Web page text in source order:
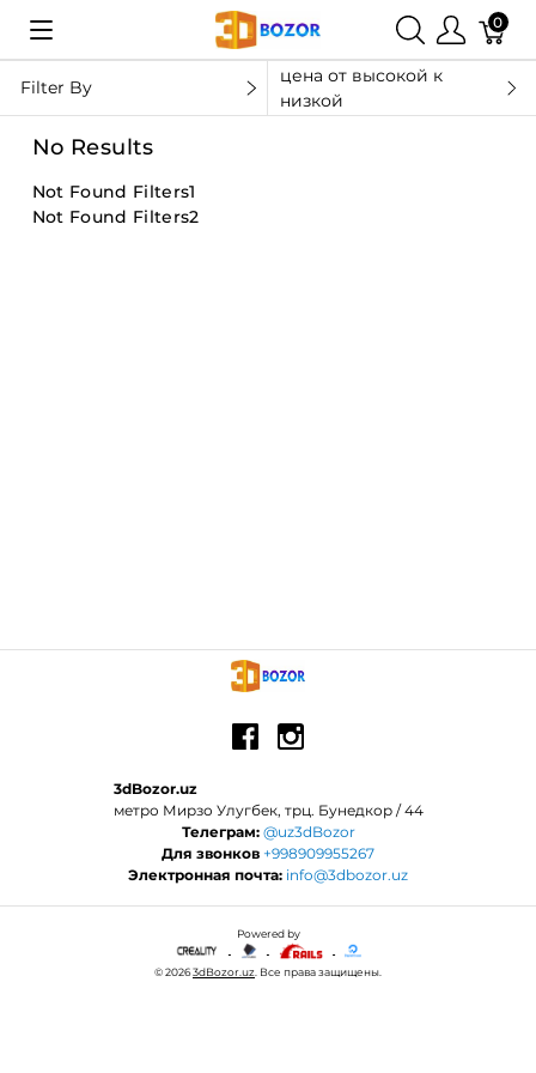
0
Filter By
цена от высокой к
низкой
No Results
Not Found Filters1
Not Found Filters2
3dBozor.uz
метро Мирзо Улугбек, трц. Бунедкор / 44
Телеграм: @uz3dBozor
Для звонков +998909955267
Электронная почта: info@3dbozor.uz
Powered by
© 20263dBozor.uz . Все права защищены.